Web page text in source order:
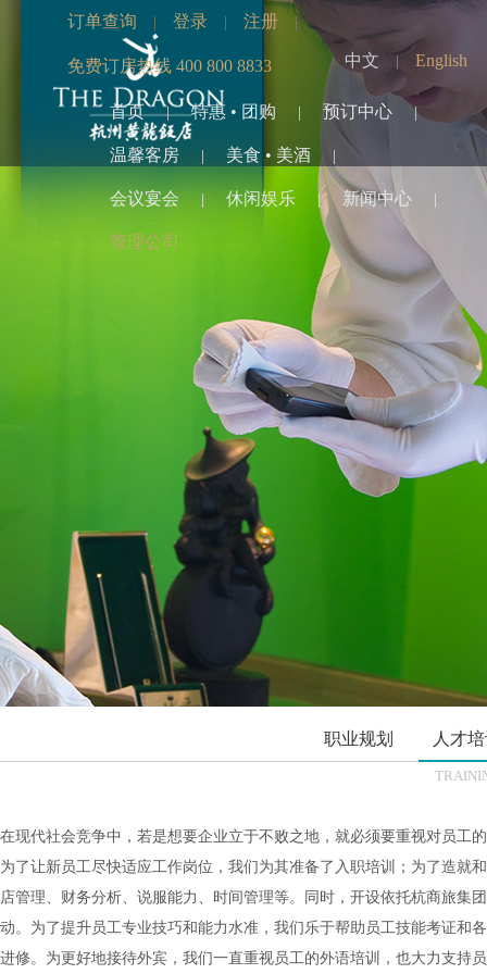
订单查询 登录 注册
免费订房热线 400 800 8833 中文 English
首页 | 特惠 • 团购 预订中心 |
温馨客房 美食 • 美酒
会议宴会 休闲娱乐 | 新闻中心
管理公司
职业规划 人才
在现代社会竞争中，若是想要企业立于不败之地，就必须要重视对员工
为了让新员工尽快适应工作岗位，我们为其准备了入职培训；为了造就
店管理、财务分析、说服能力、时间管理等。同时，开设依托杭商旅集
动。为了提升员工专业技巧和能力水准，我们乐于帮助员工技能考证和
进修。为更好地接待外宾，我们一直重视员工的外语培训，也大力支持